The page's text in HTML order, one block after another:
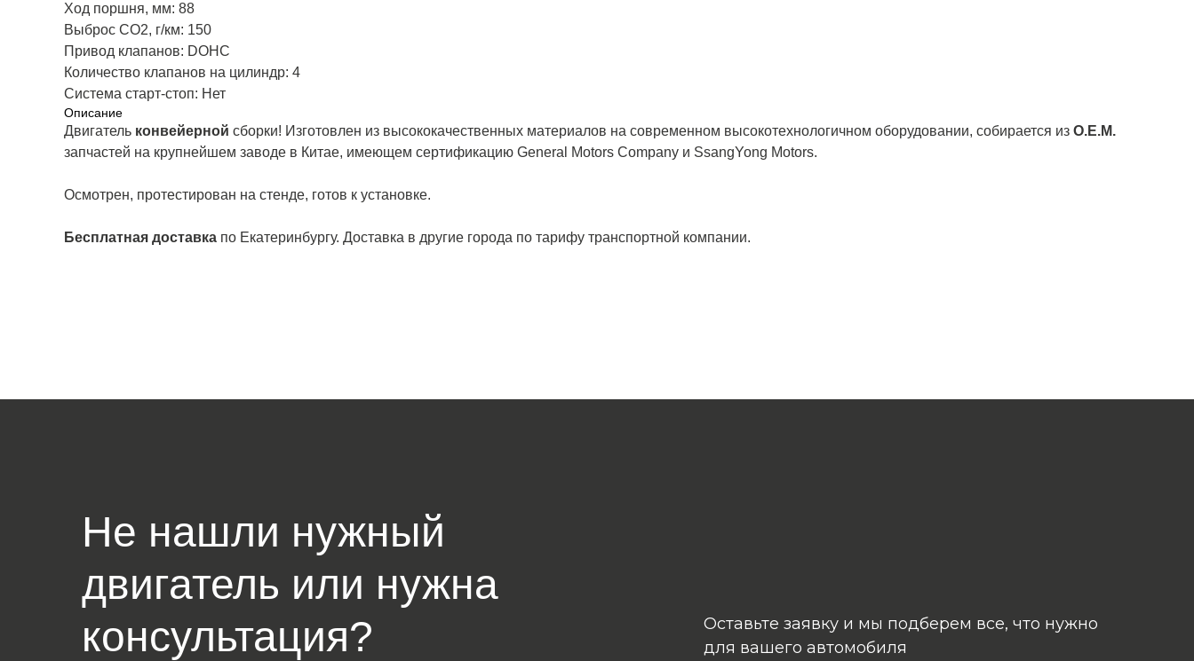
Ход поршня, мм: 88
Выброс CO2, г/км: 150
Привод клапанов: DOHC
Количество клапанов на цилиндр: 4
Система старт-стоп: Нет
Описание
Двигатель конвейерной сборки! Изготовлен из высококачественных материалов на современном высокотехнологичном оборудовании, собирается из О.Е.М.
запчастей на крупнейшем заводе в Китае, имеющем сертификацию General Motors Company и SsangYong Motors.
Осмотрен, протестирован на стенде, готов к установке.
Бесплатная доставка по Екатеринбургу. Доставка в другие города по тарифу транспортной компании.
Не нашли нужный
двигатель или нужна
консультация?
Оставьте заявку и мы подберем все, что нужно
для вашего автомобиля